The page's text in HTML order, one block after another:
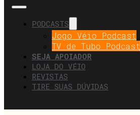
PODCASTS
Jogo Véio Podcast
TV de Tubo Podcast
SEJA APOIADOR
LOJA DO VÉIO
REVISTAS
TIRE SUAS DÚVIDAS